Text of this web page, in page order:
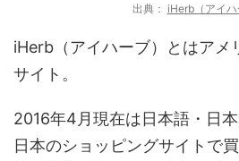
出典： iHerb（アイハ
iHerb（アイハーブ）とはアメ
サイト。
2016年4月現在は日本語・日本
日本のショッピングサイトで